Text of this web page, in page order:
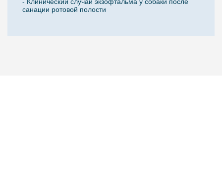
санации ротовой полости